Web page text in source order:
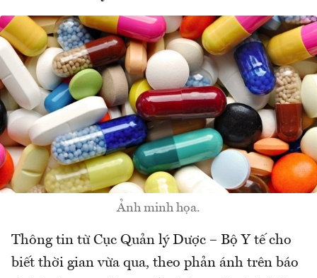
Ảnh minh họa.
Thông tin từ Cục Quản lý Dược – Bộ Y tế cho
biết thời gian vừa qua, theo phản ánh trên báo